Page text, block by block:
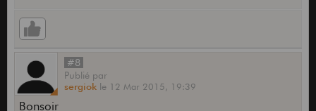
#8
Publié par
sergiok le 12 Mar 2015, 19:39
Bonsoir